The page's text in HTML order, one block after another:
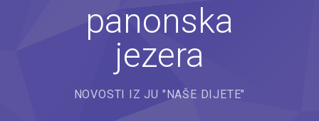
O nama
-- JU "Naše dijete"
-- Vrtići
panonska
jezera
NOVOSTI IZ JU "NAŠE DIJETE"